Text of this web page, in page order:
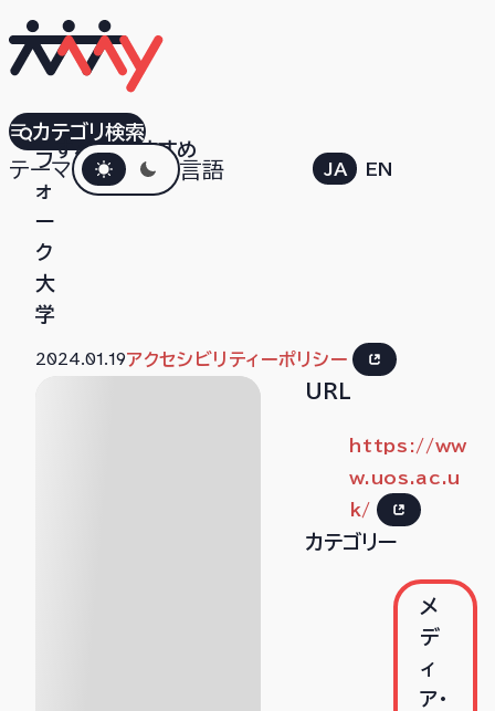
すべておすすめ
テーマダークモード言語 JA EN
カテゴリ検索
サ
フ
ォ
ー
ク
大
学
2024.01.19アクセシビリティーポリシー
URL
https://ww
w.uos.ac.u
k/
カテゴリー
メ
デ
ィ
ア・